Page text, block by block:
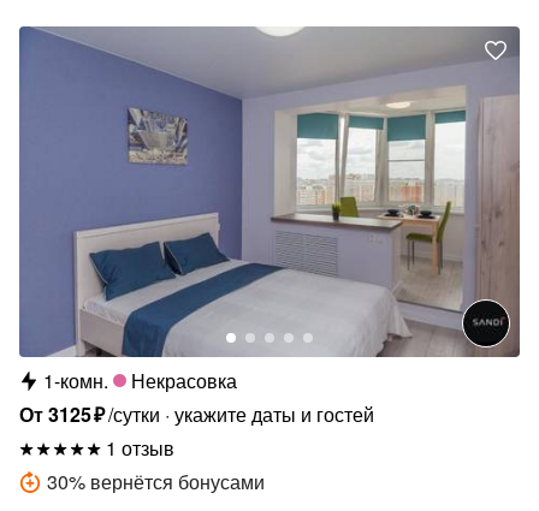
1-комн.
Некрасовка
От3125₽/сутки укажите даты и гостей
1 отзыв
30% вернётся бонусами